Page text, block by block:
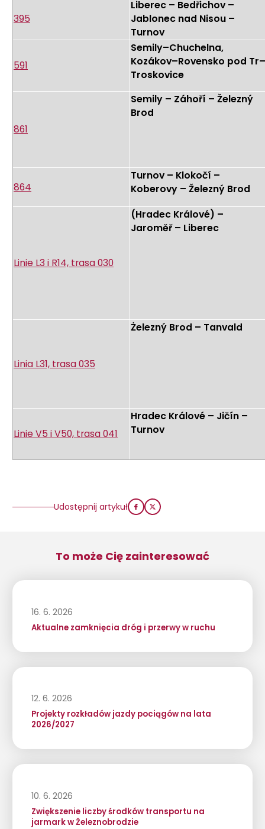
395
Liberec – Bedřichov –
Jablonec nad Nisou –
Turnov
591
Semily–Chuchelna,
Kozákov–Rovensko pod Tr–
Troskovice
861
Semily – Záhoří – Železný
Brod
864
Turnov – Klokočí –
Koberovy – Železný Brod
Linie L3 i R14, trasa 030
(Hradec Králové) –
Jaroměř – Liberec
Linia L31, trasa 035
Żelezný Brod – Tanvald
Linie V5 i V50, trasa 041
Hradec Králové – Jičín –
Turnov
Udostępnij artykuł
To może Cię zainteresować
16. 6. 2026
Aktualne zamknięcia dróg i przerwy w ruchu
12. 6. 2026
Projekty rozkładów jazdy pociągów na lata
2026/2027
10. 6. 2026
Zwiększenie liczby środków transportu na
jarmark w Železnobrodzie